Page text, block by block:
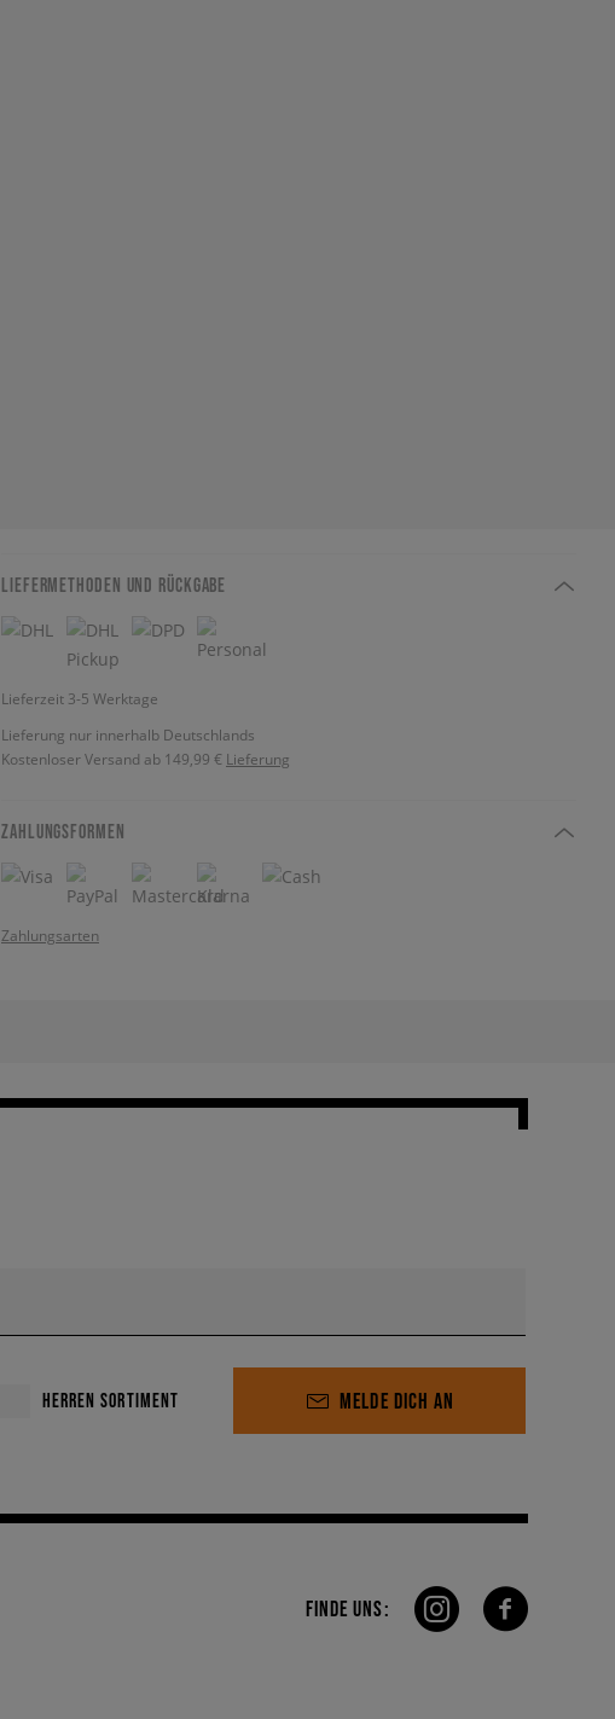
LIEFERMETHODEN UND RÜCKGABE
Lieferzeit 3-5 Werktage
Lieferung nur innerhalb Deutschlands
Kostenloser Versand ab 149,99 € Lieferung
ZAHLUNGSFORMEN
Zahlungsarten
HERREN SORTIMENT MELDE DICH AN
FINDE UNS: